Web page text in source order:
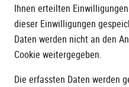
Ihnen erteilten
dieser Einwilligungen
Daten werden nicht an den
Cookie weitergegeben.
Die erfassten Daten werden